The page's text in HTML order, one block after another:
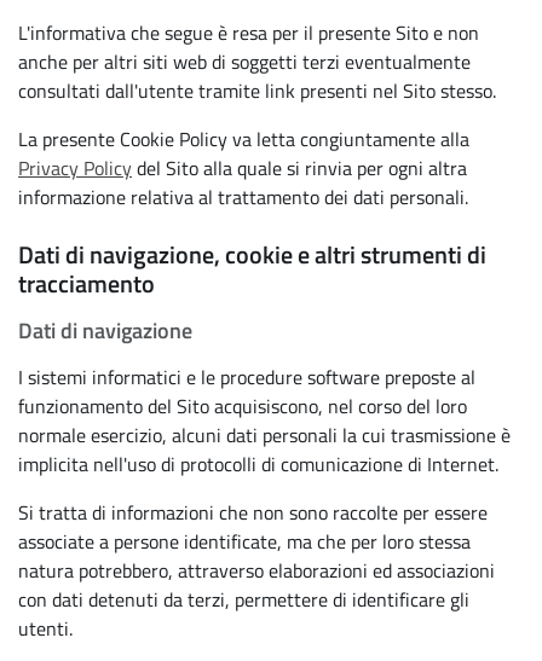
L'informativa che segue è resa per il presente Sito e non
anche per altri siti web di soggetti terzi eventualmente
consultati dall'utente tramite link presenti nel Sito stesso.
La presente Cookie Policy va letta congiuntamente alla
Privacy Policydel Sito alla quale si rinvia per ogni altra
informazione relativa al trattamento dei dati personali.
Dati di navigazione, cookie e altri strumenti di
tracciamento
Dati di navigazione
I sistemi informatici e le procedure software preposte al
funzionamento del Sito acquisiscono, nel corso del loro
normale esercizio, alcuni dati personali la cui trasmissione è
implicita nell'uso di protocolli di comunicazione di Internet.
Si tratta di informazioni che non sono raccolte per essere
associate a persone identificate, ma che per loro stessa
natura potrebbero, attraverso elaborazioni ed associazioni
con dati detenuti da terzi, permettere di identificare gli
utenti.